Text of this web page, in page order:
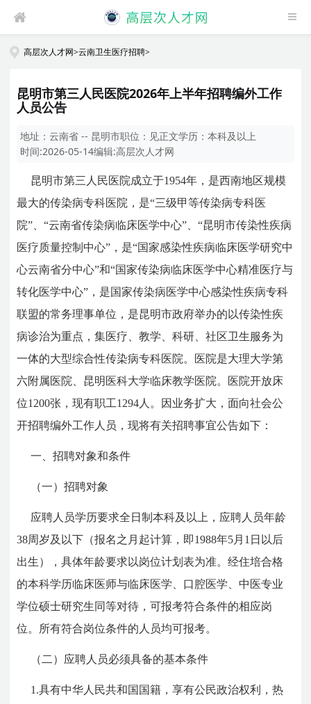
高层次人才网>云南卫生医疗招聘>
昆明市第三人民医院2026年上半年招聘编外工作
人员公告
地址：云南省 -- 昆明市职位： 见正文学历：本科及以上
时间:2026-05-14编辑:高层次人才网
昆明市第三人民医院成立于1954年，是西南地区规模
最大的传染病专科医院，是“三级甲等传染病专科医
院”、“云南省传染病临床医学中心”、“昆明市传染性疾病
医疗质量控制中心”，是“国家感染性疾病临床医学研究中
心云南省分中心”和“国家传染病临床医学中心精准医疗与
转化医学中心”，是国家传染病医学中心感染性疾病专科
联盟的常务理事单位，是昆明市政府举办的以传染性疾
病诊治为重点，集医疗、教学、科研、社区卫生服务为
一体的大型综合性传染病专科医院。医院是大理大学第
六附属医院、昆明医科大学临床教学医院。医院开放床
位1200张，现有职工1294人。因业务扩大，面向社会公
开招聘编外工作人员，现将有关招聘事宜公告如下：
一、招聘对象和条件
（一）招聘对象
应聘人员学历要求全日制本科及以上，应聘人员年龄
38周岁及以下（报名之月起计算，即1988年5月1日以后
出生），具体年龄要求以岗位计划表为准。经住培合格
的本科学历临床医师与临床医学、口腔医学、中医专业
学位硕士研究生同等对待，可报考符合条件的相应岗
位。所有符合岗位条件的人员均可报考。
（二）应聘人员必须具备的基本条件
1.具有中华人民共和国国籍，享有公民政治权利，热